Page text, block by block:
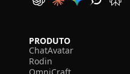
PRODUTO
ChatAvatar
Rodin